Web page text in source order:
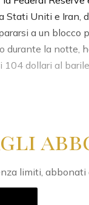
Stati Uniti e Iran,
a un blocco
durante la notte,
dollari al
limiti, abbonati